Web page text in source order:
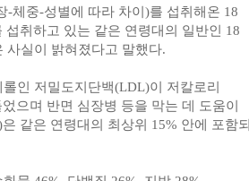
-체중-성별에 따라 차이)를 섭취해온 18
취하고 있는 같은 연령대의 일반인 18
사실이 밝혀졌다고 말했다.
인 저밀도지단백(LDL)이 저칼로리
으며 반면 심장병 등을 막는 데 도움이
같은 연령대의 최상위 15% 안에 포함되